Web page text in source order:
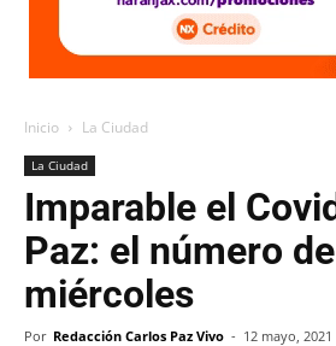
Inicio La Ciudad
La Ciudad
Imparable el
Paz: el número
miércoles
Por Redacción Carlos Paz Vivo - 12 mayo, 2021